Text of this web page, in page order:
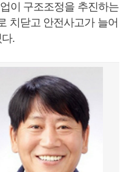
이 구조조정을 추진하는
치닫고 안전사고가 늘어
.